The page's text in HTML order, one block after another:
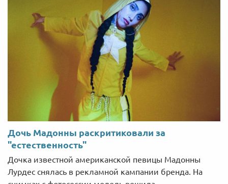
Дочь Мадонны раскритиковали за
"естественность"
Дочка известной американской певицы Мадонны
Лурдес снялась в рекламной кампании бренда. На